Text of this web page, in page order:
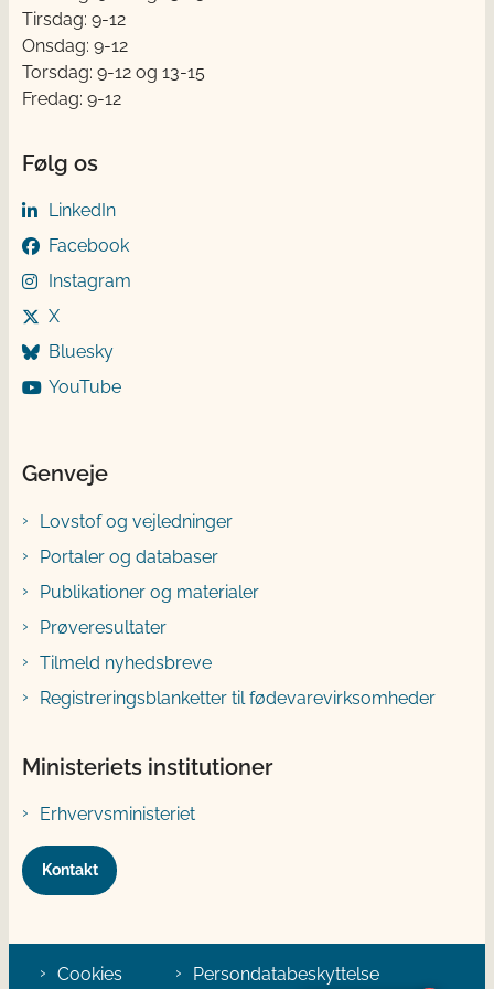
Tirsdag: 9-12
Onsdag: 9-12
Torsdag: 9-12 og 13-15
Fredag: 9-12
Følg os
LinkedIn
Facebook
Instagram
X
Bluesky
YouTube
Genveje
Lovstof og vejledninger
Portaler og databaser
Publikationer og materialer
Prøveresultater
Tilmeld nyhedsbreve
Registreringsblanketter til fødevarevirksomheder
Ministeriets institutioner
Erhvervsministeriet
Kontakt
Cookies Persondatabeskyttelse